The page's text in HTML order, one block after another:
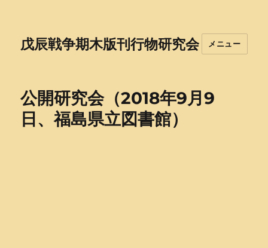
戊辰戦争期木版刊行物研究会 メニュー
公開研究会（2018年9月9
日、福島県立図書館）